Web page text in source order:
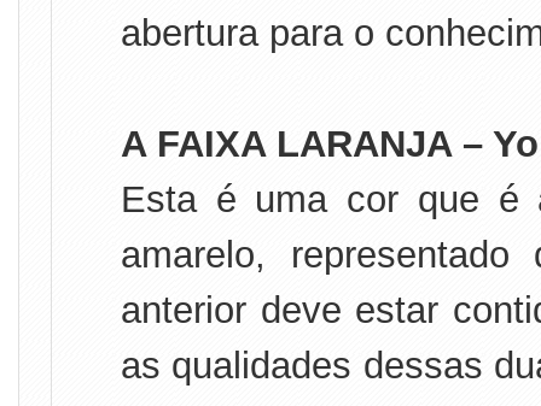
abertura para o
A FAIXA LARANJA –
Esta é uma cor que é
amarelo,
anterior deve estar
as qualidades dessas